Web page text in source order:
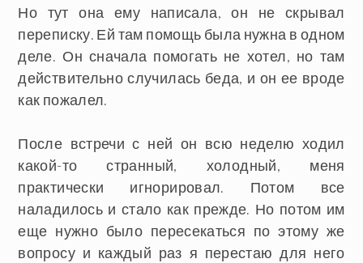
Но тут она ему написала, он не скрывал
переписку. Ей там помощь была нужна в одном
деле. Он сначала помогать не хотел, но там
действительно случилась беда, и он ее вроде
как пожалел.
После встречи с ней он всю неделю ходил
какой-то странный, холодный, меня
практически игнорировал. Потом все
наладилось и стало как прежде. Но потом им
еще нужно было пересекаться по этому же
вопросу и каждый раз я перестаю для него